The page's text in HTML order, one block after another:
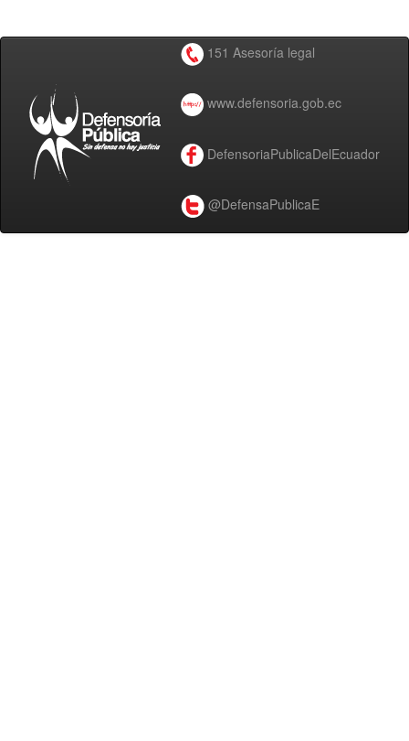
151 Asesoría legal
www.defensoria.gob.ec
DefensoriaPublicaDelEcuador
@DefensaPublicaE